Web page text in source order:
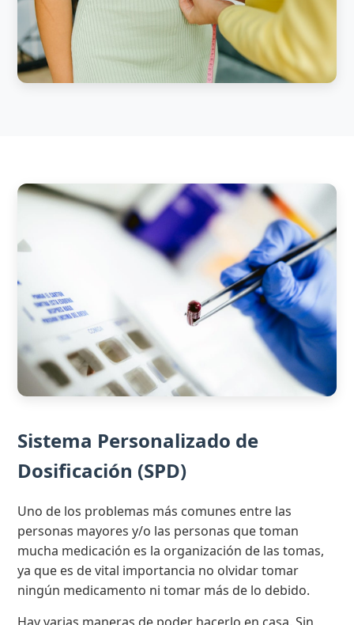
Sistema Personalizado de
Dosificación (SPD)
Uno de los problemas más comunes entre las
personas mayores y/o las personas que toman
mucha medicación es la organización de las tomas,
ya que es de vital importancia no olvidar tomar
ningún medicamento ni tomar más de lo debido.